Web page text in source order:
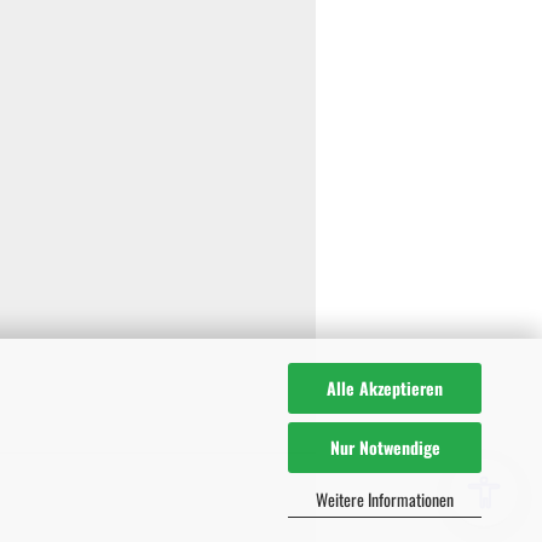
Alle Akzeptieren
Nur Notwendige
Weitere Informationen